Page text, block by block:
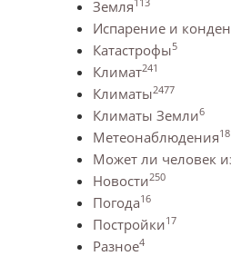
Земля
Испарение и
Катастрофы5
Климат241
Климаты2477
Климаты Земли6
Метеонаблюдения18
Может ли человек
Новости250
Погода16
Постройки17
Разное4